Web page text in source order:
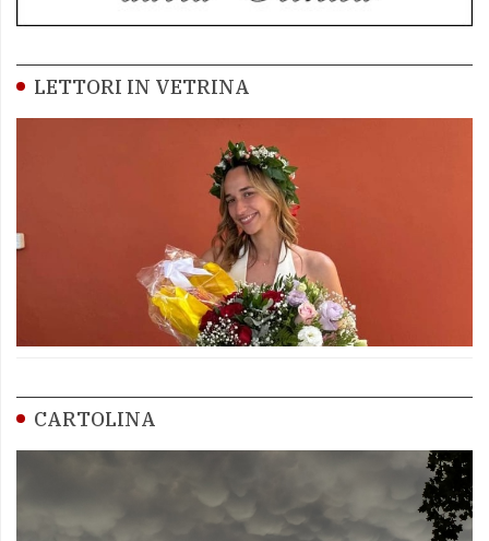
LETTORI IN VETRINA
CARTOLINA